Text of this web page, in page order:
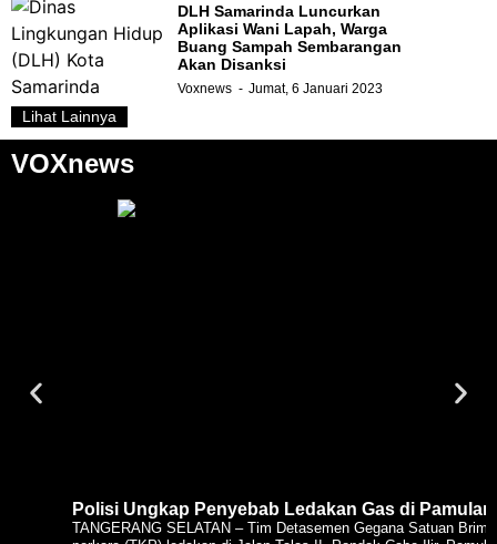
DLH Samarinda Luncurkan
Aplikasi Wani Lapah, Warga
Buang Sampah Sembarangan
Akan Disanksi
Voxnews Jumat, 6 Januari 2023
Lihat Lainnya
VOXnews
Polisi Ungkap Penyebab Ledakan Gas di
TANGERANG SELATAN – Tim Detasemen Gegana Satuan